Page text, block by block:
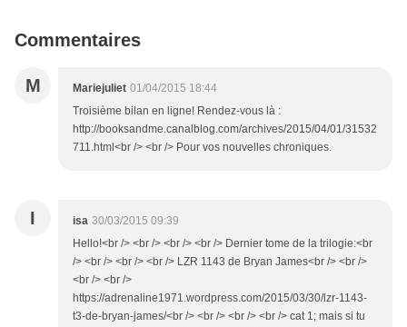
Commentaires
M Mariejuliet 01/04/2015 18:44
Troisième bilan en ligne! Rendez-vous là :
http://booksandme.canalblog.com/archives/2015/04/01/31532
711.html<br /> <br /> Pour vos nouvelles chroniques.
I isa 30/03/2015 09:39
Hello!<br /> <br /> <br /> <br /> Dernier tome de la trilogie:<br
/> <br /> <br /> <br /> LZR 1143 de Bryan James<br /> <br />
<br /> <br />
https://adrenaline1971.wordpress.com/2015/03/30/lzr-1143-
t3-de-bryan-james/<br /> <br /> <br /> <br /> cat 1; mais si tu